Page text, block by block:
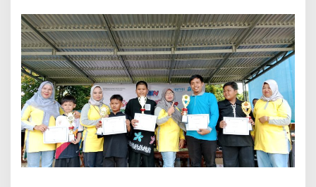
u
n
g
o
D
a
n
i
T
a
h
u
n